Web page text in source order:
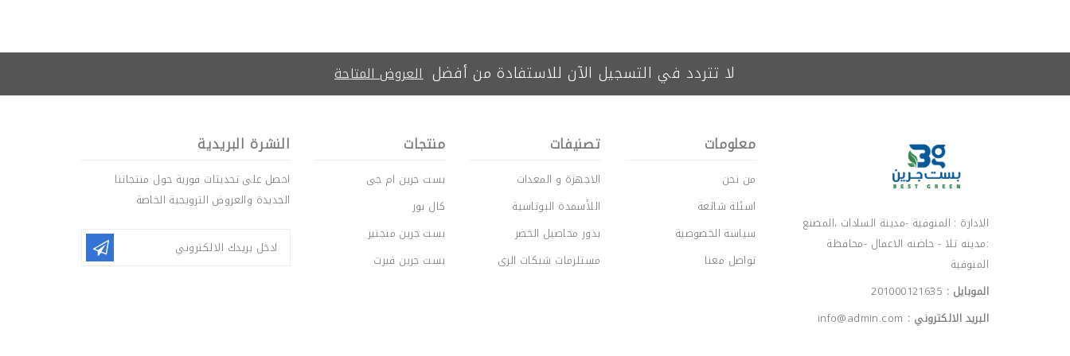
بست جرين فيرت بست جرين منجنيز
لا تتردد في التسجيل الآن للاستفادة من أفضل العروض المتاحة
الادارة : المنوفية -مدينة السادات ،المصنع
:مدينه تلا - حاضنه الاعمال -محافظة
المنوفية
الموبايل : 201000121635
البريد الالكتروني : info@admin.com
معلومات
من نحن
اسئلة شائعة
سياسة الخصوصية
تواصل معنا
تصنيفات
الاجهزة و المعدات
اللأسمدة البوتاسية
بذور محاصيل الخضر
مستلزمات شبكات الرى
منتجات
بست جرين ام جى
كال بور
بست جرين منجنيز
بست جرين فيرت
النشرة البريدية
احصل على تحديثات فورية حول منتجاتنا
الجديدة والعروض الترويجية الخاصة